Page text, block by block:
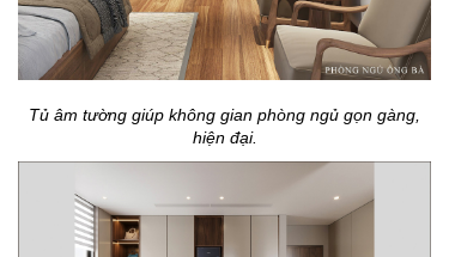
Tủ âm tường giúp không gian phòng ngủ gọn gàng,
hiện đại.